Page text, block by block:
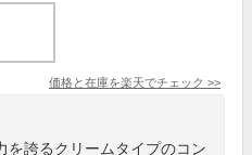
価格と在庫を楽天でチェック >>
を誇るクリームタイプのコン